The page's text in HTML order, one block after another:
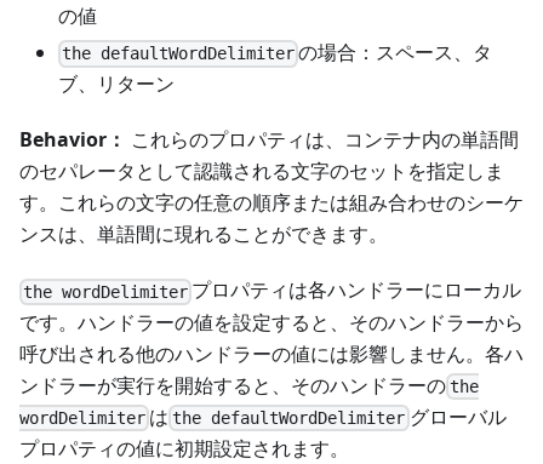
の値
the defaultWordDelimiter の場合：スペース、タ
ブ、リターン
Behavior： これらのプロパティは、コンテナ内の単語間
のセパレータとして認識される文字のセットを指定しま
す。これらの文字の任意の順序または組み合わせのシーケ
ンスは、単語間に現れることができます。
the wordDelimiter プロパティは各ハンドラーにローカル
です。ハンドラーの値を設定すると、そのハンドラーから
呼び出される他のハンドラーの値には影響しません。各ハ
ンドラーが実行を開始すると、そのハンドラーのthe
wordDelimiter はthe defaultWordDelimiter グローバル
プロパティの値に初期設定されます。